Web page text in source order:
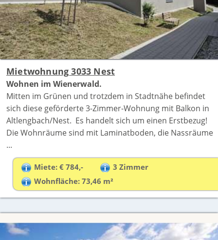
Mietwohnung 3033 Nest
Wohnen im Wienerwald.
Mitten im Grünen und trotzdem in Stadtnähe befindet
sich diese geförderte 3-Zimmer-Wohnung mit Balkon in
Altlengbach/Nest. Es handelt sich um einen Erstbezug!
Die Wohnräume sind mit Laminatboden, die Nassräume
...
Miete: € 784,-
3 Zimmer
Wohnfläche: 73,46 m²